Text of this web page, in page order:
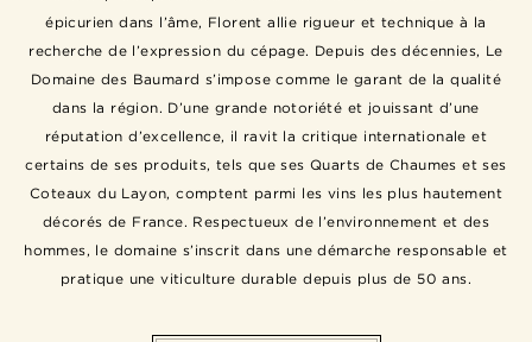
épicurien dans l’âme, Florent allie rigueur et technique à la
recherche de l’expression du cépage. Depuis des décennies, Le
Domaine des Baumard s’impose comme le garant de la qualité
dans la région. D’une grande notoriété et jouissant d’une
réputation d’excellence, il ravit la critique internationale et
certains de ses produits, tels que ses Quarts de Chaumes et ses
Coteaux du Layon, comptent parmi les vins les plus hautement
décorés de France. Respectueux de l’environnement et des
hommes, le domaine s’inscrit dans une démarche responsable et
pratique une viticulture durable depuis plus de 50 ans.